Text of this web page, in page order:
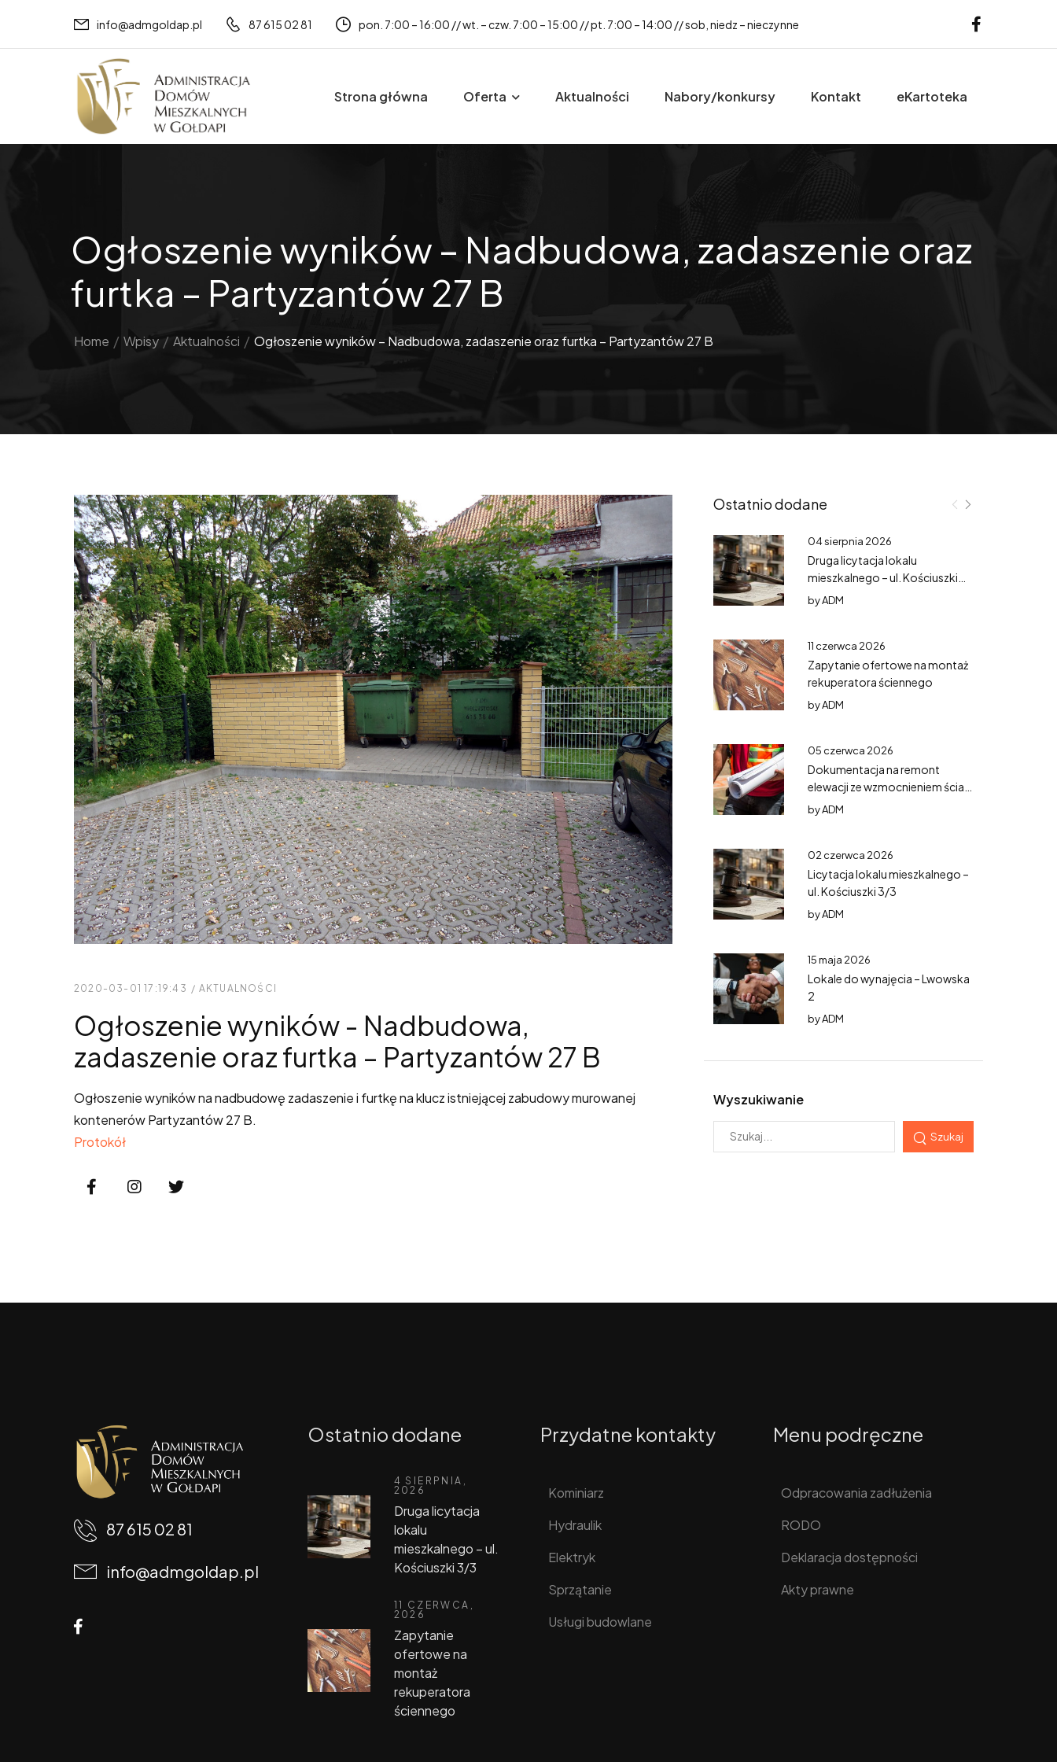
info@admgoldap.pl 87 615 02 81 pon. 7:00 – 16:00 // wt. – czw. 7:00 – 15:00 // pt. 7:00 – 14:00 // sob, niedz – nieczynne
Strona główna Oferta Aktualności Nabory/konkursy Kontakt eKartoteka
Ogłoszenie wyników – Nadbudowa, zadaszenie oraz
furtka – Partyzantów 27 B
Home / Wpisy / Aktualności / Ogłoszenie wyników – Nadbudowa, zadaszenie oraz furtka – Partyzantów 27 B
Ostatnio dodane
04 sierpnia 2026
Druga licytacja lokalu
mieszkalnego – ul. Kościuszki
3/3
byADM
11 czerwca 2026
Zapytanie ofertowe na montaż
rekuperatora ściennego
byADM
05 czerwca 2026
Dokumentacja na remont
elewacji ze wzmocnieniem ścian
– Mazurska 5
byADM
02 czerwca 2026
Licytacja lokalu mieszkalnego –
ul. Kościuszki 3/3
byADM
15 maja 2026
Lokale do wynajęcia – Lwowska
2
byADM
Wyszukiwanie
Szukaj
2020-03-01 17:19:43 / AKTUALNOŚCI
Ogłoszenie wyników - Nadbudowa,
zadaszenie oraz furtka – Partyzantów 27 B
Ogłoszenie wyników na nadbudowę zadaszenie i furtkę na klucz istniejącej zabudowy murowanej
kontenerów Partyzantów 27 B.
Protokół
87 615 02 81
info@admgoldap.pl
Ostatnio dodane
4 SIERPNIA,
2026
Druga licytacja
lokalu
mieszkalnego – ul.
Kościuszki 3/3
11 CZERWCA,
2026
Zapytanie
ofertowe na
montaż
rekuperatora
ściennego
Przydatne kontakty
Kominiarz
Hydraulik
Elektryk
Sprzątanie
Usługi budowlane
Menu podręczne
Odpracowania zadłużenia
RODO
Deklaracja dostępności
Akty prawne